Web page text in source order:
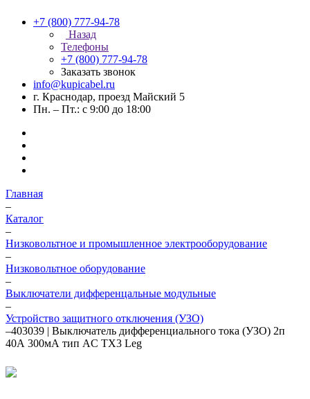
+7 (800) 777-94-78
Назад
Телефоны
+7 (800) 777-94-78
Заказать звонок
info@kupicabel.ru
г. Краснодар, проезд Майский 5
Пн. – Пт.: с 9:00 до 18:00
Главная
–
Каталог
–
Низковольтное и промышленное электрооборудование
–
Низковольтное оборудование
–
Выключатели дифференцальные модульные
–
Устройство защитного отключения (УЗО)
–403039 | Выключатель дифференциального тока (УЗО) 2п
40А 300мА тип AC TX3 Leg